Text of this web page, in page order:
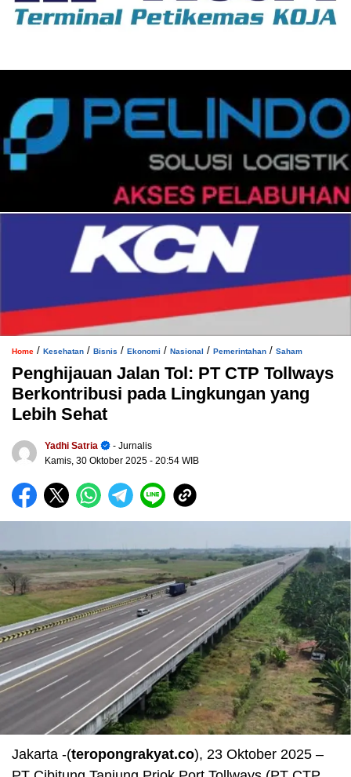
Home / Kesehatan / Bisnis / Ekonomi / Nasional / Pemerintahan / Saham
Penghijauan Jalan Tol: PT CTP Tollways
Berkontribusi pada Lingkungan yang
Lebih Sehat
Yadhi Satria
- Jurnalis
Kamis, 30 Oktober 2025 - 20:54 WIB
Jakarta -(teropongrakyat.co), 23 Oktober 2025 –